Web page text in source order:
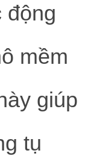
động
mềm
giúp
tụ